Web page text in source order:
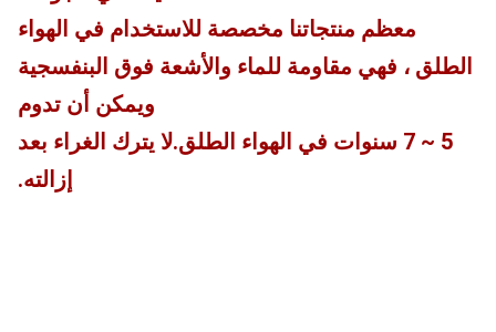
معظم منتجاتنا مخصصة للاستخدام في الهواء
الطلق ، فهي مقاومة للماء والأشعة فوق البنفسجية
ويمكن أن تدوم
5 ~ 7 سنوات في الهواء الطلق.لا يترك الغراء بعد
إزالته.